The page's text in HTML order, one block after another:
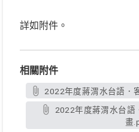
詳如附件。
相關附件
2022年度蔣渭水台語．
畫